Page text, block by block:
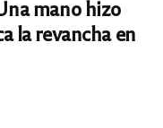
mano hizo
la revancha en